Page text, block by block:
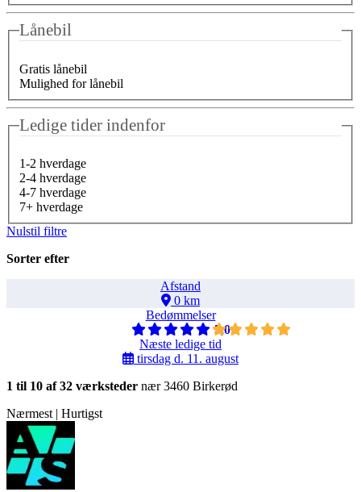
Lånebil
Gratis lånebil
Mulighed for lånebil
Ledige tider indenfor
1-2 hverdage
2-4 hverdage
4-7 hverdage
7+ hverdage
Nulstil filtre
Sorter efter
Afstand
0 km
Bedømmelser
5,0
Næste ledige tid
tirsdag d. 11. august
1 til 10 af 32 værksteder nær 3460 Birkerød
Nærmest | Hurtigst